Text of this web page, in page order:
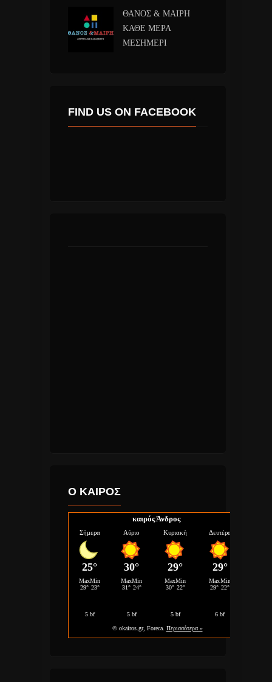
ΘΑΝΟΣ & ΜΑΙΡΗ
ΚΑΘΕ ΜΕΡΑ
ΜΕΣΗΜΕΡΙ
FIND US ON FACEBOOK
Ο ΚΑΙΡΟΣ
καιρός Άνδρος